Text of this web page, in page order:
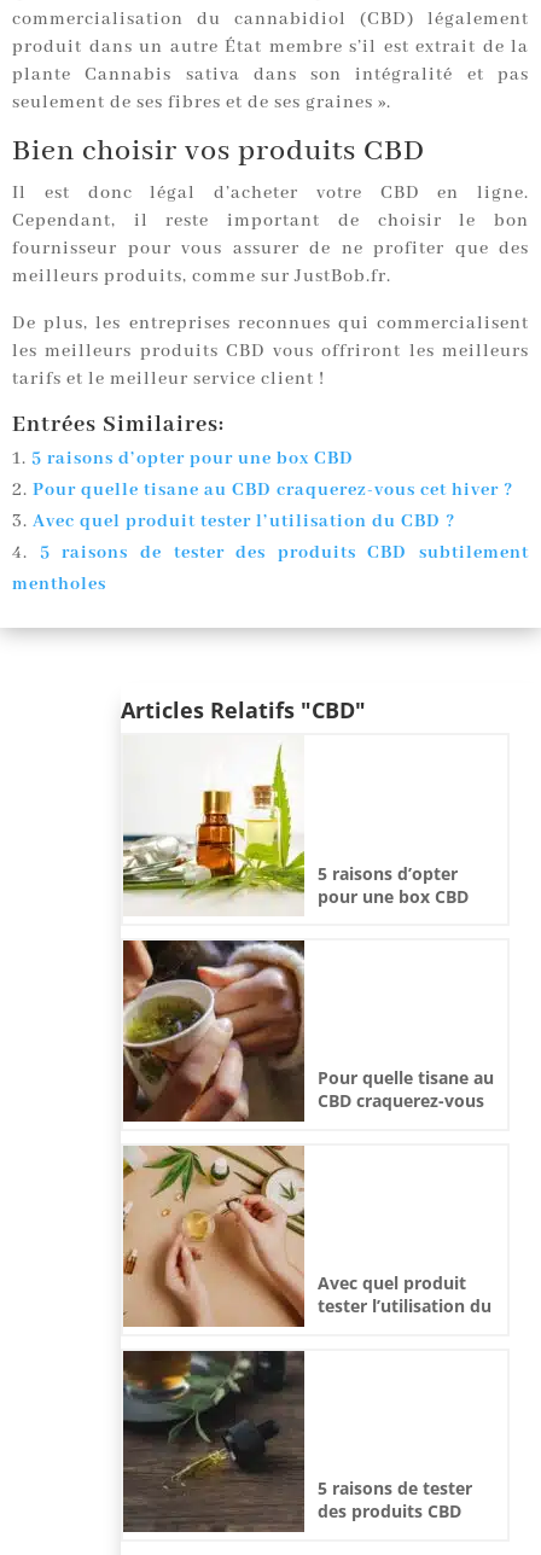
Articles Relatifs "CBD"
5 raisons d’opter
pour une box CBD
Pour quelle tisane au
CBD craquerez-vous
Avec quel produit
tester l’utilisation du
5 raisons de tester
des produits CBD
commercialisation du cannabidiol (CBD) légalement
produit dans un autre État membre s’il est extrait de la
plante Cannabis sativa dans son intégralité et pas
seulement de ses fibres et de ses graines ».
Bien choisir vos produits CBD
Il est donc légal d’acheter votre CBD en ligne.
Cependant, il reste important de choisir le bon
fournisseur pour vous assurer de ne profiter que des
meilleurs produits, comme sur JustBob.fr.
De plus, les entreprises reconnues qui commercialisent
les meilleurs produits CBD vous offriront les meilleurs
tarifs et le meilleur service client !
Entrées Similaires:
5 raisons d’opter pour une box CBD
Pour quelle tisane au CBD craquerez-vous cet hiver ?
Avec quel produit tester l’utilisation du CBD ?
5 raisons de tester des produits CBD subtilement
mentholes